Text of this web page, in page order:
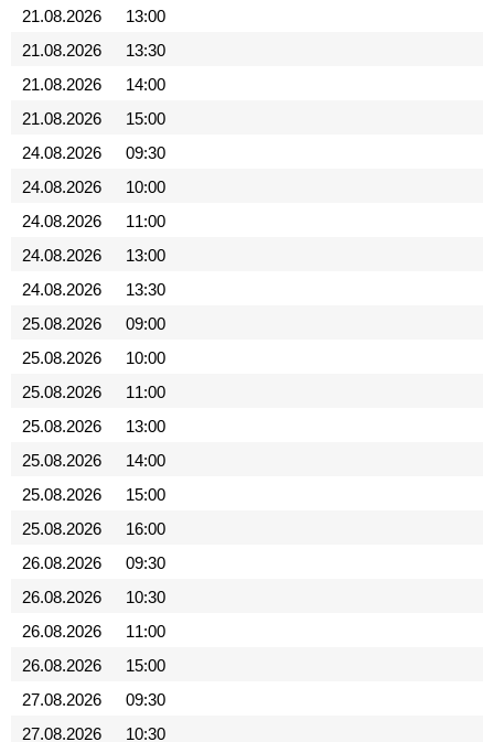
21.08.2026
13:00
21.08.2026
13:30
21.08.2026
14:00
21.08.2026
15:00
24.08.2026
09:30
24.08.2026
10:00
24.08.2026
11:00
24.08.2026
13:00
24.08.2026
13:30
25.08.2026
09:00
25.08.2026
10:00
25.08.2026
11:00
25.08.2026
13:00
25.08.2026
14:00
25.08.2026
15:00
25.08.2026
16:00
26.08.2026
09:30
26.08.2026
10:30
26.08.2026
11:00
26.08.2026
15:00
27.08.2026
09:30
27.08.2026
10:30